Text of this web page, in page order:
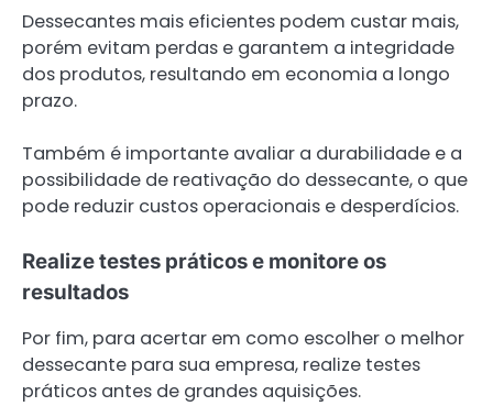
Dessecantes mais eficientes podem custar mais,
porém evitam perdas e garantem a integridade
dos produtos, resultando em economia a longo
prazo.
Também é importante avaliar a durabilidade e a
possibilidade de reativação do dessecante, o que
pode reduzir custos operacionais e desperdícios.
Realize testes práticos e monitore os
resultados
Por fim, para acertar em como escolher o melhor
dessecante para sua empresa, realize testes
práticos antes de grandes aquisições.